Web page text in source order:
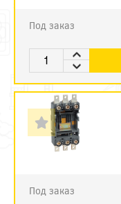
Под заказ
Под заказ